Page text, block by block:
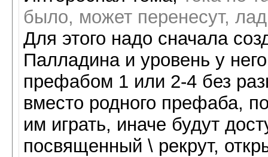
было, может перенесут,
Для этого надо сначала
Палладина и уровень у
префабом 1 или 2-4 без
вместо родного префаба,
им играть, иначе будут
посвященный \ рекрут,